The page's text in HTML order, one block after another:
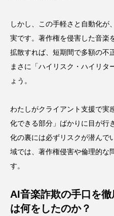
しかし、この手軽さと自動化が
実です。著作権を侵害した音楽
拡散すれば、短期間で多額の不
まさに「ハイリスク・ハイリタ
ょう。
わたしがクライアント支援で実
化できる部分」ばかりに目が行
化の裏には必ずリスクが潜んで
域では、著作権侵害や倫理的な
す。
AI音楽詐欺の手口を
は何をしたのか？